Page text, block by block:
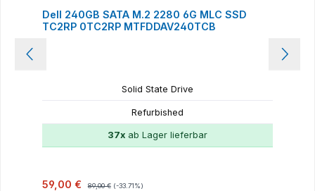
Dell 240GB SATA M.2 2280 6G MLC SSD
TC2RP 0TC2RP MTFDDAV240TCB
Solid State Drive
Refurbished
37x ab Lager lieferbar
Verkaufspreis:
59,00 € 89,00 € (-33.71%)